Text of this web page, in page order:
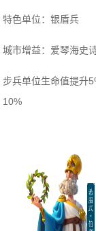
特色单位：银盾兵
城市增益：爱琴海史
步兵单位生命值提升
10%